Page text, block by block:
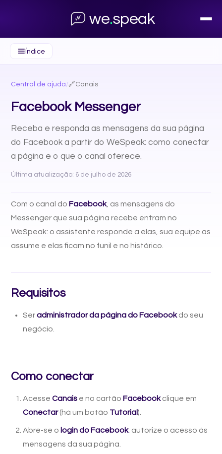
we.speak
Índice
Central de ajuda/🔗Canais
Facebook Messenger
Receba e responda as mensagens da sua página
do Facebook a partir do WeSpeak: como conectar
a página e o que o canal oferece.
Última atualização: 6 de julho de 2026
Com o canal do Facebook, as mensagens do
Messenger que sua página recebe entram no
WeSpeak: o assistente responde a elas, sua equipe as
assume e elas ficam no funil e no histórico.
Requisitos
Seradministrador da página do Facebookdo seu
negócio.
Como conectar
Acesse Canais e no cartão Facebookclique em
Conectar(há um botão Tutorial).
Abre-se o login do Facebook: autorize o acesso às
mensagens da sua página.